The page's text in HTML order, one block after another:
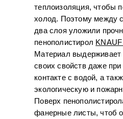
теплоизоляция, чтобы
холод. Поэтому между
два слоя уложили
пенополистирол
Материал выдерживает
своих свойств даже
контакте с водой, а
экологическую и
Поверх
фанерные листы, чтоб